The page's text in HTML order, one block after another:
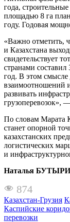
года,
площадью 8 га
году. Годовая
«Важно отметить,
и Казахстана
свидетельствует
странами
год. В этом смысле
взаимоотношений
развивать
грузоперевозок»,
По словам Марата
станет опорной
казахстанских
логистических
и
Наталья
874
Казахстан-Грузия
Каспийские
перевозки